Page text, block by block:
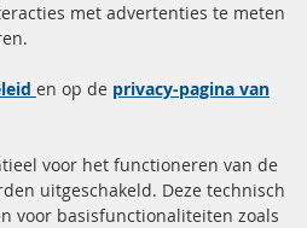
Kundenservice
Verzendingskosten
Contact
met advertenties te meten
en op de privacy-pagina van
voor het functioneren van de
uitgeschakeld. Deze technisch
voor basisfunctionaliteiten zoals